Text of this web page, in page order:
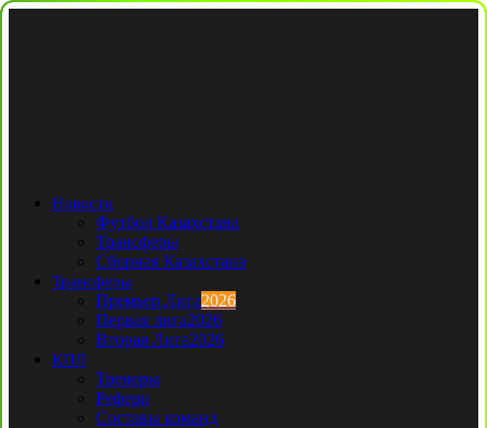
Новости
Футбол Казахстана
Трансферы
Сборная Казахстана
Трансферы
Премьер Лига2026
Первая лига2026
Вторая Лига2026
КПЛ
Тренеры
Рефери
Составы команд